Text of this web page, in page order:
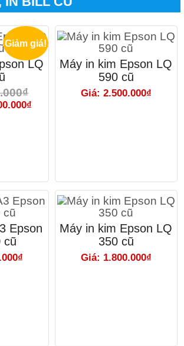
Giảm giá!
LQ
Máy in kim Epson LQ
590 cũ
Giá: 2.500.000₫
Epson
cũ
Máy in kim Epson LQ
350 cũ
Giá: 1.800.000₫